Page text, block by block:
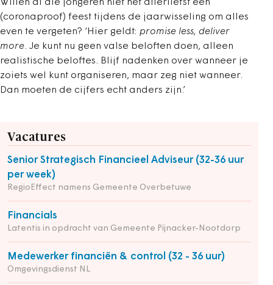
Willen al die jongeren niet het allerliefst een
(coronaproof) feest tijdens de jaarwisseling om alles
even te vergeten? ‘Hier geldt: promise less, deliver
more. Je kunt nu geen valse beloften doen, alleen
realistische beloftes. Blijf nadenken over wanneer je
zoiets wel kunt organiseren, maar zeg niet wanneer.
Dan moeten de cijfers echt anders zijn.’
Vacatures
Senior Strategisch Financieel Adviseur (32-36 uur
per week)
RegioEffect namens Gemeente Overbetuwe
Financials
Latentis in opdracht van Gemeente Pijnacker-Nootdorp
Medewerker financiën & control (32 - 36 uur)
Omgevingsdienst NL